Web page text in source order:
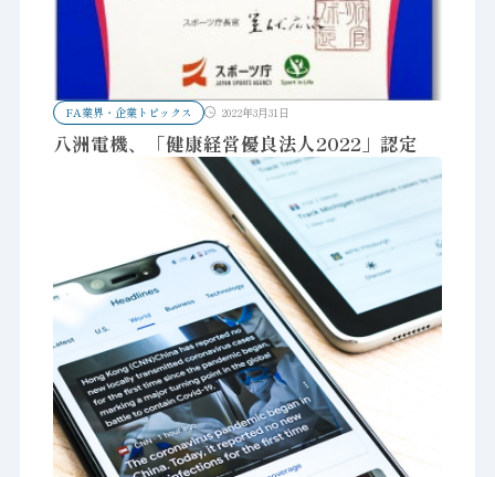
FA業界・企業トピックス 2022年3月31日
八洲電機、「健康経営優良法人2022」認定